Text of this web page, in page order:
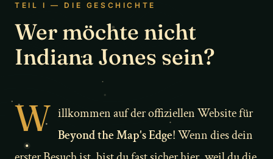
TEIL I — DIE GESCHICHTE
Wer möchte nicht
Indiana Jones sein?
W illkommen auf der offiziellen Website für
Beyond the Map's Edge! Wenn dies dein